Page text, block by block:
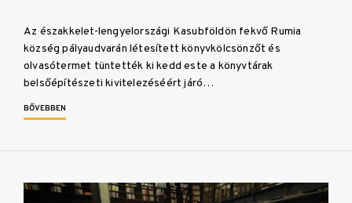
Az északkelet-lengyelországi Kasubföldön fekvő Rumia
község pályaudvarán létesített könyvkölcsönzőt és
olvasótermet tüntették ki kedd este a könyvtárak
belsőépítészeti kivitelezéséért járó…
BŐVEBBEN